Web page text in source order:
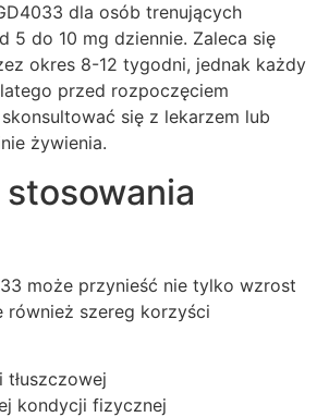
dla osób trenujących
5 do 10 mg dziennie. Zaleca się
okres 8-12 tygodni, jednak każdy
przed rozpoczęciem
się z lekarzem lub
żywienia.
może przynieść nie tylko wzrost
również szereg korzyści
tłuszczowej
kondycji fizycznej